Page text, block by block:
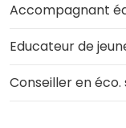
Accompagnant
Educateur de
Conseiller en